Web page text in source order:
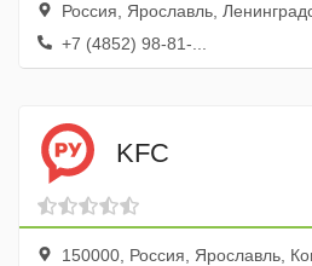
Россия, Ярославль,
+7 (4852) 98-81-...
KFC
150000, Россия, Ярославль,